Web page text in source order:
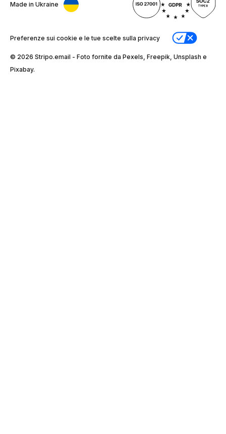
Made in Ukraine
Preferenze sui cookie e le tue scelte sulla privacy
© 2026 Stripо.email - Foto fornite da Pexels, Freepik, Unsplash e
Pixabay.